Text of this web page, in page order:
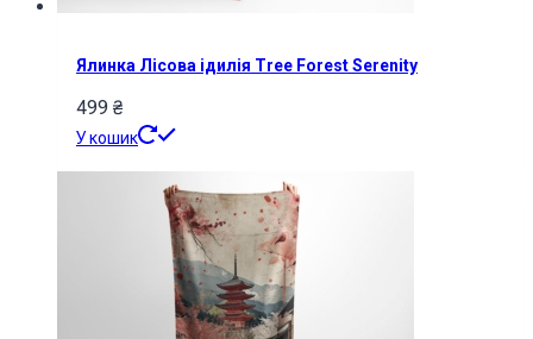
Ялинка Лісова ідилія Tree Forest Serenity
499 ₴
У кошик